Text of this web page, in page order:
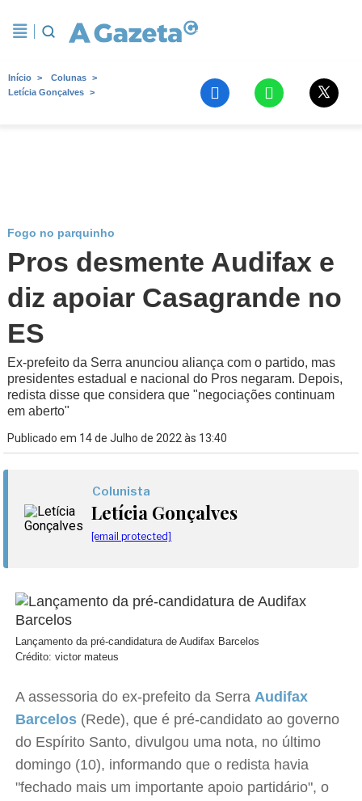
Início
Colunas
Letícia Gonçalves
Fogo no parquinho
Pros desmente Audifax e
diz apoiar Casagrande no
ES
Ex-prefeito da Serra anunciou aliança com o partido, mas
presidentes estadual e nacional do Pros negaram. Depois,
redista disse que considera que "negociações continuam
em aberto"
Publicado em 14 de Julho de 2022 às 13:40
Colunista
Letícia Gonçalves
[email protected]
Lançamento da pré-candidatura de Audifax Barcelos
Crédito: victor mateus
A assessoria do ex-prefeito da SerraAudifax
Barcelos (Rede), que é pré-candidato ao governo
do Espírito Santo, divulgou uma nota, no último
domingo (10), informando que o redista havia
"fechado mais um importante apoio partidário", o